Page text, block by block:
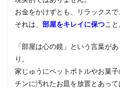
お金をかけずとも、リラックスで
それは、 部屋をキレイに保つこと
「部屋は心の鏡」という言葉が
り。
家じゅうにペットボトルやお菓
チンに汚れたお皿を放置とあっ